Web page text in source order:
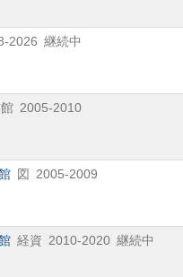
2026 継続中
2005-2010
図 2005-2009
経資 2010-2020 継続中